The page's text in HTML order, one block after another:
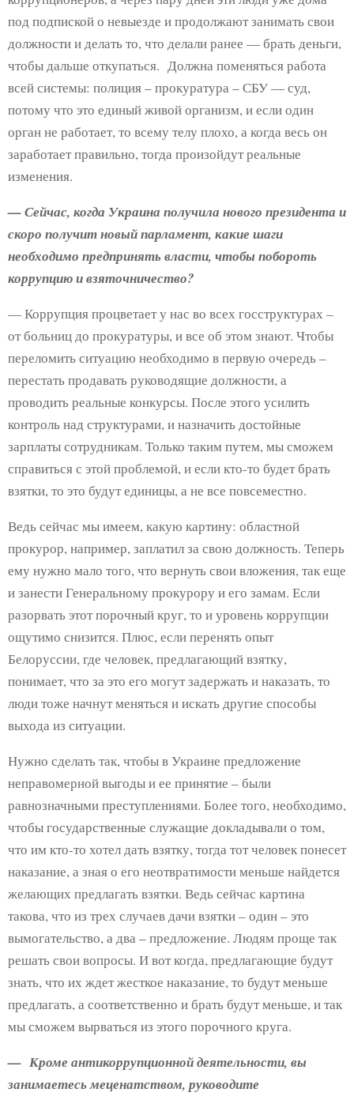
под подпиской о невыезде и продолжают занимать свои
должности и делать то, что делали ранее — брать деньги,
чтобы дальше откупаться. Должна поменяться работа
всей системы: полиция – прокуратура – СБУ — суд,
потому что это единый живой организм, и если один
орган не работает, то всему телу плохо, а когда весь он
заработает правильно, тогда произойдут реальные
изменения.
— Сейчас, когда Украина получила нового президента и
скоро получит новый парламент, какие шаги
необходимо предпринять власти, чтобы побороть
коррупцию и взяточничество?
— Коррупция процветает у нас во всех госструктурах –
от больниц до прокуратуры, и все об этом знают. Чтобы
переломить ситуацию необходимо в первую очередь –
перестать продавать руководящие должности, а
проводить реальные конкурсы. После этого усилить
контроль над структурами, и назначить достойные
зарплаты сотрудникам. Только таким путем, мы сможем
справиться с этой проблемой, и если кто-то будет брать
взятки, то это будут единицы, а не все повсеместно.
Ведь сейчас мы имеем, какую картину: областной
прокурор, например, заплатил за свою должность. Теперь
ему нужно мало того, что вернуть свои вложения, так еще
и занести Генеральному прокурору и его замам. Если
разорвать этот порочный круг, то и уровень коррупции
ощутимо снизится. Плюс, если перенять опыт
Белоруссии, где человек, предлагающий взятку,
понимает, что за это его могут задержать и наказать, то
люди тоже начнут меняться и искать другие способы
выхода из ситуации.
Нужно сделать так, чтобы в Украине предложение
неправомерной выгоды и ее принятие – были
равнозначными преступлениями. Более того, необходимо,
чтобы государственные служащие докладывали о том,
что им кто-то хотел дать взятку, тогда тот человек понесет
наказание, а зная о его неотвратимости меньше найдется
желающих предлагать взятки. Ведь сейчас картина
такова, что из трех случаев дачи взятки – один – это
вымогательство, а два – предложение. Людям проще так
решать свои вопросы. И вот когда, предлагающие будут
знать, что их ждет жесткое наказание, то будут меньше
предлагать, а соответственно и брать будут меньше, и так
мы сможем вырваться из этого порочного круга.
— Кроме антикоррупционной деятельности, вы
занимаетесь меценатством, руководите